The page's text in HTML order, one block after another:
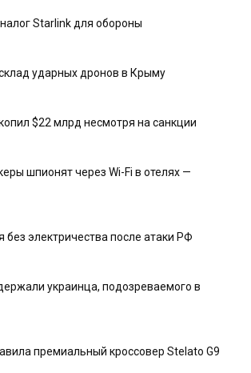
Starlink для обороны
ударных дронов в Крыму
$22 млрд несмотря на санкции
шпионят через Wi-Fi в отелях —
без электричества после атаки РФ
украинца, подозреваемого в
премиальный кроссовер Stelato G9